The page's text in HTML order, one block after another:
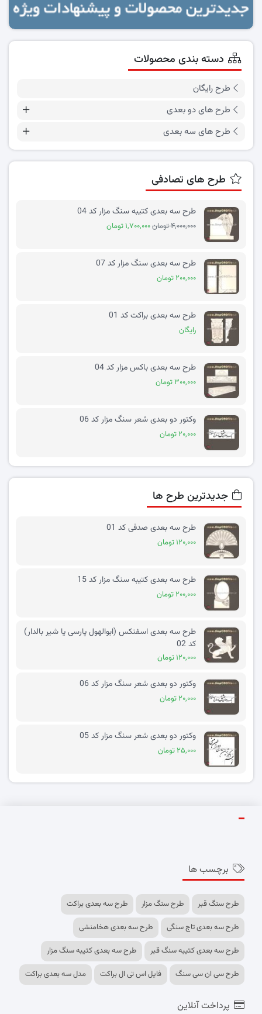
دسته بندی محصولات
طرح رایگان
طرح های دو بعدی
طرح های سه بعدی
طرح های تصادفی
طرح سه بعدی کتیبه سنگ مزار کد 04
۴,۰۰۰,۰۰۰ تومان ۱,۷۰۰,۰۰۰ تومان
طرح سه بعدی سنگ مزار کد 07
۲۰۰,۰۰۰ تومان
طرح سه بعدی براکت کد 01
رایگان
طرح سه بعدی باکس مزار کد 04
۳۰۰,۰۰۰ تومان
وکتور دو بعدی شعر سنگ مزار کد 06
۲۰,۰۰۰ تومان
جدیدترین طرح ها
طرح سه بعدی صدفی کد 01
۱۲۰,۰۰۰ تومان
طرح سه بعدی کتیبه سنگ مزار کد 15
۲۰۰,۰۰۰ تومان
طرح سه بعدی اسفنکس (ابوالهول پارسی یا شیر بالدار)
کد 02
۱۲۰,۰۰۰ تومان
وکتور دو بعدی شعر سنگ مزار کد 06
۲۰,۰۰۰ تومان
وکتور دو بعدی شعر سنگ مزار کد 05
۲۵,۰۰۰ تومان
برچسب ها
طرح سنگ قبر طرح سنگ مزار
طرح سه بعدی براکت
طرح سه بعدی تاج سنگی
طرح سه بعدی هخامنشی
طرح سه بعدی کتیبه سنگ قبر
طرح سه بعدی کتیبه سنگ مزار
طرح سی ان سی سنگ
فایل اس تی ال براکت مدل سه بعدی براکت
پرداخت آنلاین